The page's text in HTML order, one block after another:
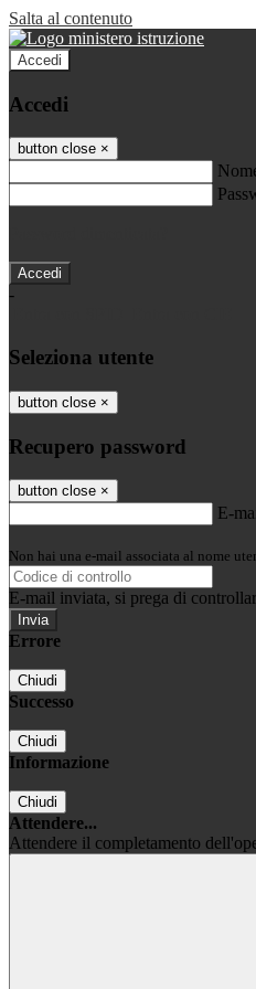
Salta al contenuto
Accedi
Accedi
button close ×
-
Seleziona utente
button close ×
Recupero password
button close ×
E-
Non hai una e-mail associata al nome
E-mail inviata, si prega di
Errore
Chiudi
Successo
Chiudi
Informazione
Chiudi
Attendere...
Attendere il completamento